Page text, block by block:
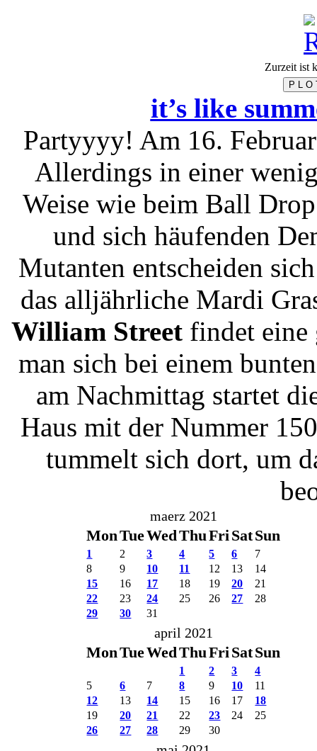
Zurzeit ist
P L O
it’s like
Partyyyy! Am 16.
Allerdings in einer
Weise wie beim Ball
und sich häufenden
Mutanten entscheiden
das alljährliche Mardi
William Street findet eine
man sich bei einem
am Nachmittag startet
Haus mit der Nummer
tummelt sich dort, um
maerz 2021
MonTueWedThuFri SatSun
1 2 3 4 5 6
7
8
9 10 11 12 13
14
15
16 17 18 19 20
21
22
23 24 25 26 27
28
29
30 31
april 2021
MonTueWedThuFri SatSun
1 2 3
4
5
6 7 8 9 10
11
12
13 14 15 16 17
18
19
20 21 22 23 24
25
26
27 28 29 30